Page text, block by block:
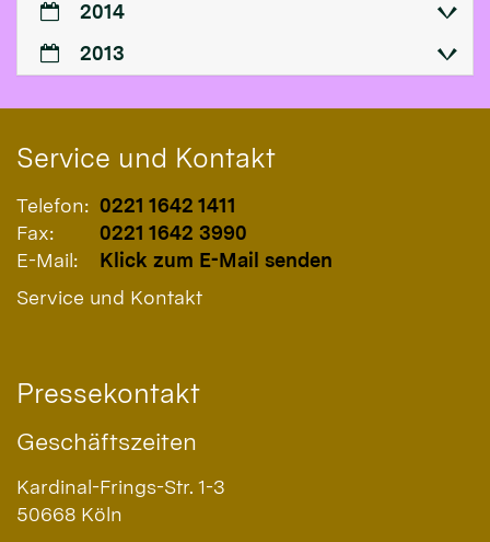
2014
2013
Service und Kontakt
Telefon: 0221 1642 1411
Fax:
0221 1642 3990
E-Mail:
Klick zum E-Mail senden
Service und Kontakt
Pressekontakt
Geschäftszeiten
Kardinal-Frings-Str. 1-3
50668 Köln